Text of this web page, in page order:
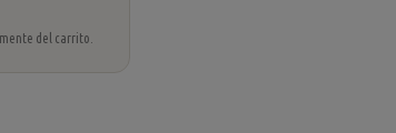
del carrito.